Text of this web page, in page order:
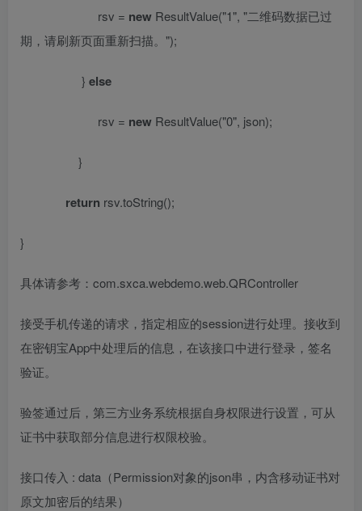
rsv = new ResultValue("1", "二维码数据已过
期，请刷新页面重新扫描。 ");
} else
rsv = new ResultValue("0", json);
}
return rsv.toString();
}
具体请参考： com.sxca.webdemo.web.QRController
接受手机传递的请求，指定相应的session进行处理。接收到
在密钥宝App中处理后的信息，在该接口中进行登录，签名
验证。
验签通过后，第三方业务系统根据自身权限进行设置，可从
证书中获取部分信息进行权限校验。
接口传入 : data （Permission对象的json串，内含移动证书对
原文加密后的结果）